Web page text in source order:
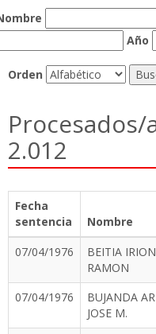
Año
Orden
Procesados/
2.012
Fecha
sentencia
Nombre
07/04/1976
BEITIA
RAMON
07/04/1976
BUJANDA
JOSE M.